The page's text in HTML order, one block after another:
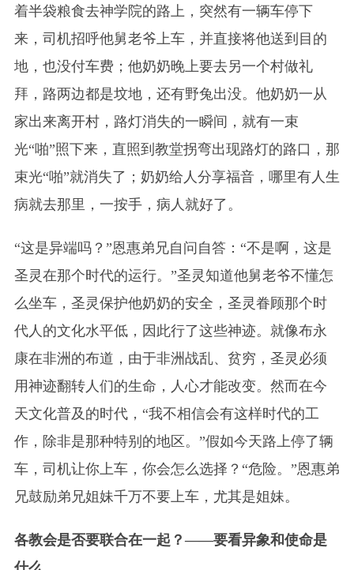
着半袋粮食去神学院的路上，突然有一辆车停下
来，司机招呼他舅老爷上车，并直接将他送到目的
地，也没付车费；他奶奶晚上要去另一个村做礼
拜，路两边都是坟地，还有野兔出没。他奶奶一从
家出来离开村，路灯消失的一瞬间，就有一束
光“啪”照下来，直照到教堂拐弯出现路灯的路口，那
束光“啪”就消失了；奶奶给人分享福音，哪里有人生
病就去那里，一按手，病人就好了。
“这是异端吗？”恩惠弟兄自问自答：“不是啊，这是
圣灵在那个时代的运行。”圣灵知道他舅老爷不懂怎
么坐车，圣灵保护他奶奶的安全，圣灵眷顾那个时
代人的文化水平低，因此行了这些神迹。就像布永
康在非洲的布道，由于非洲战乱、贫穷，圣灵必须
用神迹翻转人们的生命，人心才能改变。然而在今
天文化普及的时代，“我不相信会有这样时代的工
作，除非是那种特别的地区。”假如今天路上停了辆
车，司机让你上车，你会怎么选择？“危险。”恩惠弟
兄鼓励弟兄姐妹千万不要上车，尤其是姐妹。
各教会是否要联合在一起？——要看异象和使命是